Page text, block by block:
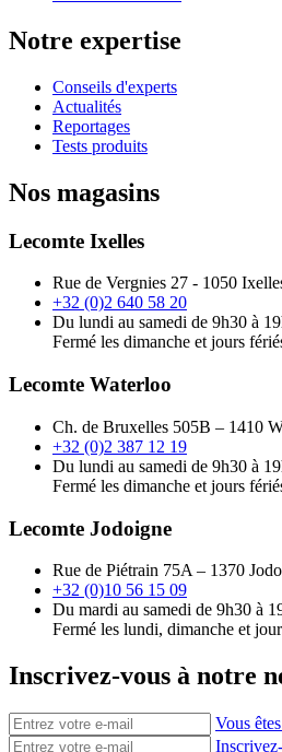
Notre expertise
Conseils d'experts
Actualités
Reportages
Tests produits
Nos magasins
Lecomte Ixelles
Rue de Vergnies 27 - 1050
+32 (0)2 640 58 20
Du lundi au samedi de 9h30 à
Fermé les dimanche et jours
Lecomte Waterloo
Ch. de Bruxelles 505B – 1410
+32 (0)2 387 12 19
Du lundi au samedi de 9h30 à
Fermé les dimanche et jours
Lecomte Jodoigne
Rue de Piétrain 75A – 1370
+32 (0)10 56 15 09
Du mardi au samedi de 9h30 à
Fermé les lundi, dimanche et
Inscrivez-vous à notre
Vous